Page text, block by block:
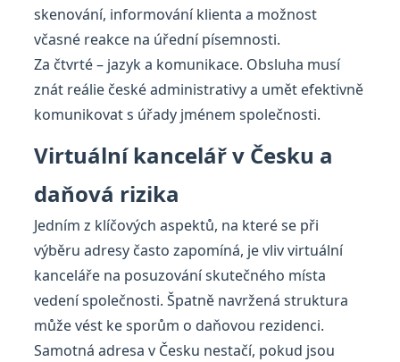
skenování, informování klienta a možnost
včasné reakce na úřední písemnosti.
Za čtvrté – jazyk a komunikace. Obsluha musí
znát reálie české administrativy a umět efektivně
komunikovat s úřady jménem společnosti.
Virtuální kancelář v Česku a
daňová rizika
Jedním z klíčových aspektů, na které se při
výběru adresy často zapomíná, je vliv virtuální
kanceláře na posuzování skutečného místa
vedení společnosti. Špatně navržená struktura
může vést ke sporům o daňovou rezidenci.
Samotná adresa v Česku nestačí, pokud jsou